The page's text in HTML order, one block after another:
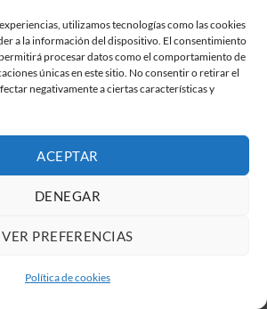
utilizamos tecnologías como las cookies
a la información del dispositivo. El consentimiento
procesar datos como el comportamiento de
únicas en este sitio. No consentir o retirar el
negativamente a ciertas características y
ACEPTAR
DENEGAR
VER PREFERENCIAS
Política de cookies
incluido
reservados 2026 ©